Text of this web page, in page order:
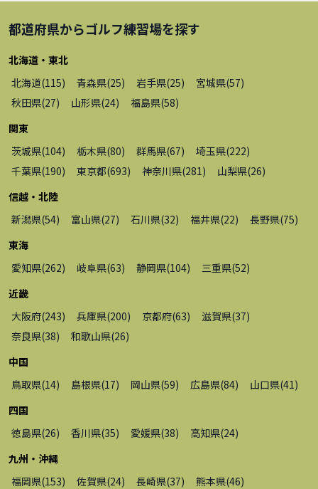
都道府県からゴルフ練習場を探す
北海道・東北
北海道(115) 青森県(25) 岩手県(25) 宮城県(57)
秋田県(27) 山形県(24) 福島県(58)
関東
茨城県(104) 栃木県(80) 群馬県(67) 埼玉県(222)
千葉県(190) 東京都(693) 神奈川県(281 ) 山梨県(26)
信越・北陸
新潟県(54) 富山県(27) 石川県(32) 福井県(22) 長野県(75)
東海
愛知県(262) 岐阜県(63) 静岡県(104) 三重県(52)
近畿
大阪府(243) 兵庫県(200) 京都府(63) 滋賀県(37)
奈良県(38) 和歌山県(26)
中国
鳥取県(14) 島根県(17) 岡山県(59) 広島県(84) 山口県(41 )
四国
徳島県(26) 香川県(35) 愛媛県(38) 高知県(24)
九州・沖縄
福岡県(153) 佐賀県(24) 長崎県(37) 熊本県(46)